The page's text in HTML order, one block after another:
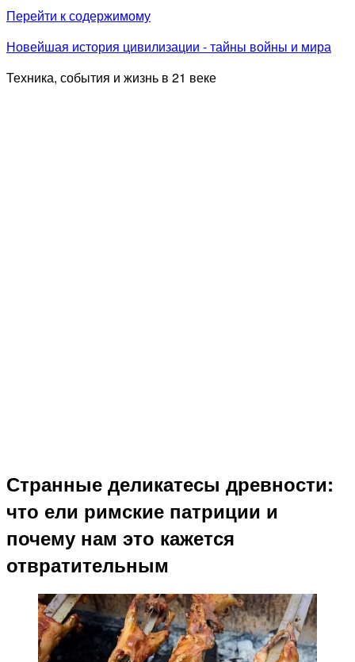
Перейти к содержимому
Новейшая история цивилизации - тайны войны и мира
Техника, события и жизнь в 21 веке
Странные деликатесы древности:
что ели римские патриции и
почему нам это кажется
отвратительным